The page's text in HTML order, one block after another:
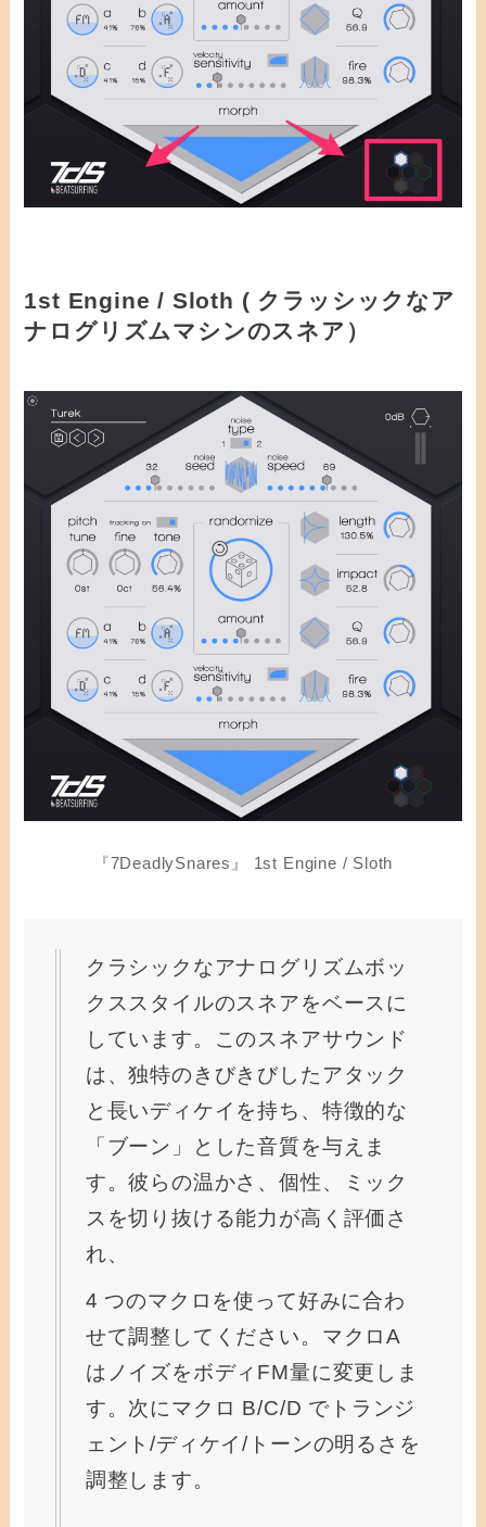
1st Engine / Sloth ( クラッシックなア
ナログリズムマシンのスネア）
『7DeadlySnares』 1st Engine / Sloth
クラシックなアナログリズムボッ
クススタイルのスネアをベースに
しています。このスネアサウンド
は、独特のきびきびしたアタック
と長いディケイを持ち、特徴的な
「ブーン」とした音質を与えま
す。彼らの温かさ、個性、ミック
スを切り抜ける能力が高く評価さ
れ、
4 つのマクロを使って好みに合わ
せて調整してください。マクロA
はノイズをボディFM量に変更しま
す。次にマクロ B/C/D でトランジ
ェント/ディケイ/トーンの明るさを
調整します。